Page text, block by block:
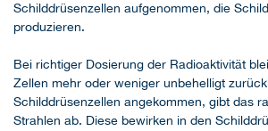
Schilddrüsenzellen aufgenommen, die
produzieren.
Bei richtiger Dosierung der Radioaktivität
Zellen mehr oder weniger unbehelligt
Schilddrüsenzellen angekommen, gibt das
Strahlen ab. Diese bewirken in den